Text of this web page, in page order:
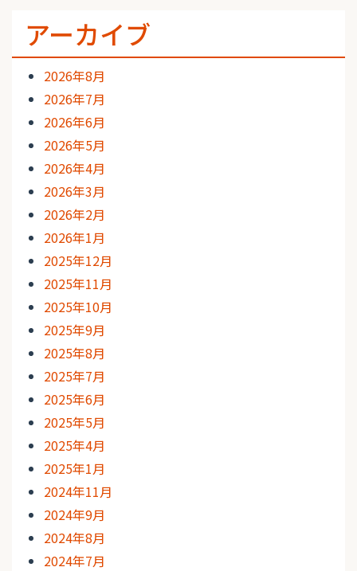
アーカイブ
2026年8月
2026年7月
2026年6月
2026年5月
2026年4月
2026年3月
2026年2月
2026年1月
2025年12月
2025年11月
2025年10月
2025年9月
2025年8月
2025年7月
2025年6月
2025年5月
2025年4月
2025年1月
2024年11月
2024年9月
2024年8月
2024年7月